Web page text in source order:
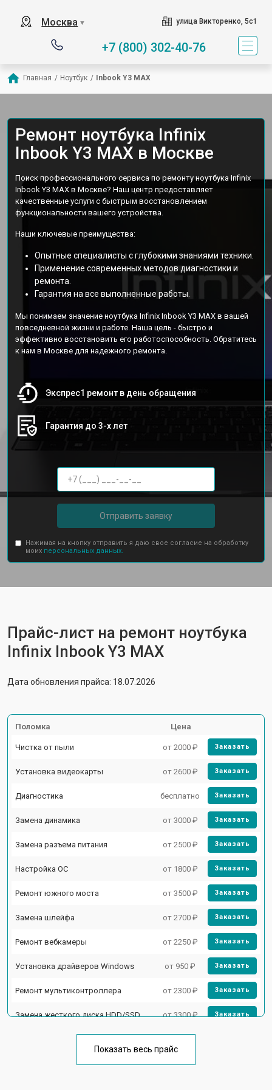
Москва ▼ улица Викторенко, 5с1
+7 (800) 302-40-76
Главная / Ноутбук / Inbook Y3 MAX
Ремонт ноутбука Infinix
Inbook Y3 MAX в Москве
Поиск профессионального сервиса по ремонту ноутбука Infinix
Inbook Y3 MAX в Москве? Наш центр предоставляет
качественные услуги с быстрым восстановлением
функциональности вашего устройства.
Наши ключевые преимущества:
Опытные специалисты с глубокими знаниями техники.
Применение современных методов диагностики и
ремонта.
Гарантия на все выполненные работы.
Мы понимаем значение ноутбука Infinix Inbook Y3 MAX в вашей
повседневной жизни и работе. Наша цель - быстро и
эффективно восстановить его работоспособность. Обратитесь
к нам в Москве для надежного ремонта.
Экспрес1 ремонт в день обращения
Гарантия до 3-х лет
Отправить заявку
Нажимая на кнопку отправить я даю свое согласие на обработку
моих персональных данных.
Прайс-лист на ремонт ноутбука
Infinix Inbook Y3 MAX
Дата обновления прайса: 18.07.2026
Поломка Цена
Чистка от пыли от 2000 ₽ Заказать
Установка видеокарты от 2600 ₽ Заказать
Диагностика бесплатно Заказать
Замена динамика от 3000 ₽ Заказать
Замена разъема питания от 2500 ₽ Заказать
Настройка ОС от 1800 ₽ Заказать
Ремонт южного моста от 3500 ₽ Заказать
Замена шлейфа от 2700 ₽ Заказать
Ремонт вебкамеры от 2250 ₽ Заказать
Установка драйверов Windows от 950 ₽ Заказать
Ремонт мультиконтроллера от 2300 ₽ Заказать
Замена жесткого диска HDD/SSD от 3300 ₽ Заказать
от 1500 ₽
Показать весь прайс